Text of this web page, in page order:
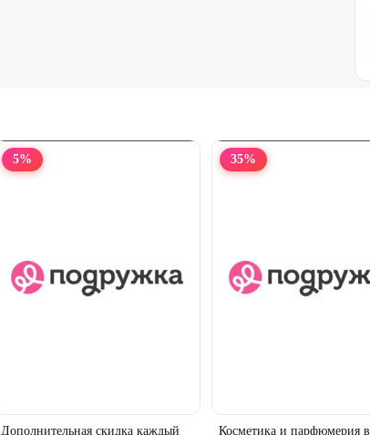
5%
Дополнительная скидка каждый
35%
Косметика и парфюмерия в